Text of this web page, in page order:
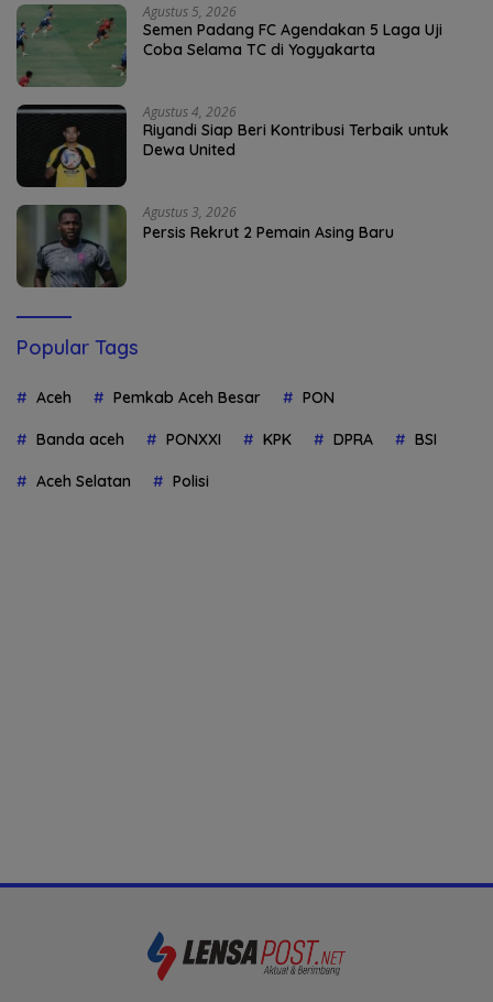
Agustus 5, 2026
Semen Padang FC Agendakan 5 Laga Uji
Coba Selama TC di Yogyakarta
Agustus 4, 2026
Riyandi Siap Beri Kontribusi Terbaik untuk
Dewa United
Agustus 3, 2026
Persis Rekrut 2 Pemain Asing Baru
Popular Tags
Aceh Pemkab Aceh Besar PON
Banda aceh PONXXI KPK DPRA BSI
Aceh Selatan Polisi